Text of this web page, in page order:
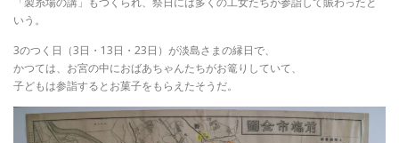
いう。
3のつく日（3日・13日・23日）が淡島さまの縁日で、
かつては、お宮の中におばあちゃんたちがお篭りしていて、
子どもは参詣するとお菓子をもらえたそうだ。